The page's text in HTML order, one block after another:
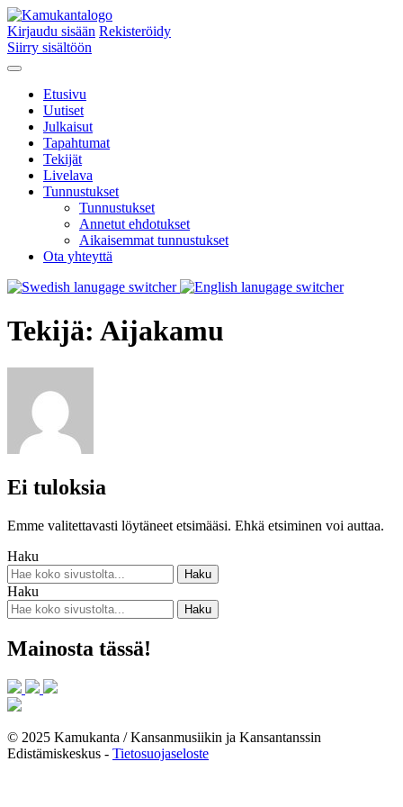
Kirjaudu sisään Rekisteröidy
Siirry sisältöön
Etusivu
Uutiset
Julkaisut
Tapahtumat
Tekijät
Livelava
Tunnustukset
Tunnustukset
Annetut ehdotukset
Aikaisemmat tunnustukset
Ota yhteyttä
Tekijä: Aijakamu
Ei tuloksia
Emme valitettavasti löytäneet etsimääsi. Ehkä etsiminen voi auttaa.
Haku
Haku
Mainosta tässä!
© 2025 Kamukanta / Kansanmusiikin ja Kansantanssin
Edistämiskeskus - Tietosuojaseloste